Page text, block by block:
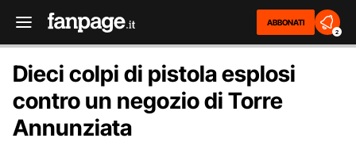
ABBONATI
2
Dieci colpi di pistola esplosi
contro un negozio di Torre
Annunziata